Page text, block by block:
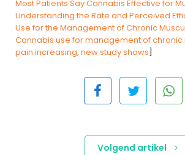
Most Patients Say Cannabis Effective for
Understanding the Rate and Perceived
Use for the Management of Chronic
Cannabis use for management of
pain increasing, new study shows]
Volgend artikel